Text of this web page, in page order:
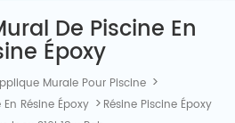
De Piscine En
Époxy
Murale Pour Piscine >
Résine Époxy > Résine Piscine Époxy